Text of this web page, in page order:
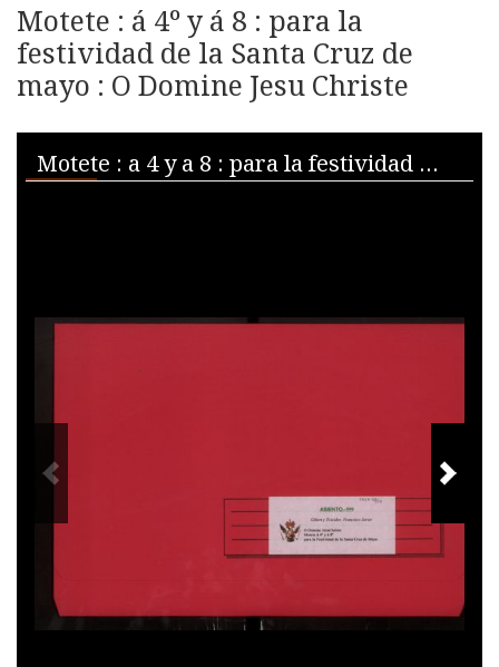
Motete : á 4º y á 8 : para la
festividad de la Santa Cruz de
mayo : O Domine Jesu Christe
Media Viewer Motete : a 4 y a 8 : para la festividad de la Santa Cruz de mayo : O Domine Jesu Christe